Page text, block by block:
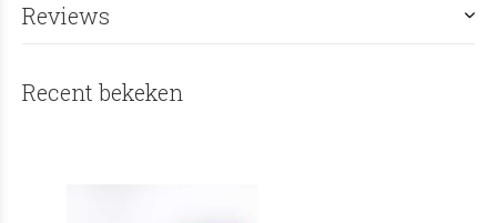
Reviews
Recent bekeken